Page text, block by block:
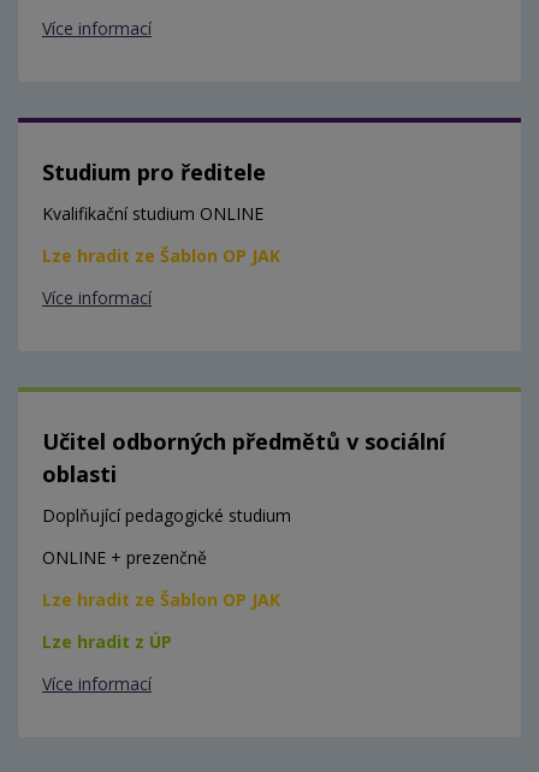
Více informací
Studium pro ředitele
Kvalifikační studium ONLINE
Lze hradit ze Šablon OP JAK
Více informací
Učitel odborných předmětů v sociální
oblasti
Doplňující pedagogické studium
ONLINE + prezenčně
Lze hradit ze Šablon OP JAK
Lze hradit z ÚP
Více informací